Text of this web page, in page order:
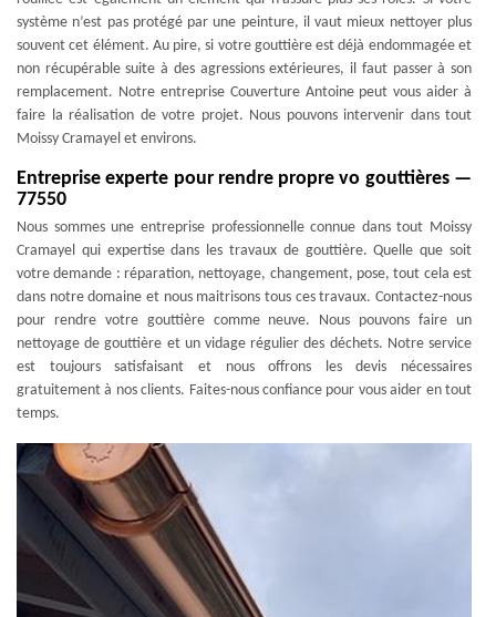
système n’est pas protégé par une peinture, il vaut mieux nettoyer plus
souvent cet élément. Au pire, si votre gouttière est déjà endommagée et
non récupérable suite à des agressions extérieures, il faut passer à son
remplacement. Notre entreprise Couverture Antoine peut vous aider à
faire la réalisation de votre projet. Nous pouvons intervenir dans tout
Moissy Cramayel et environs.
Entreprise experte pour rendre propre vo gouttières —
77550
Nous sommes une entreprise professionnelle connue dans tout Moissy
Cramayel qui expertise dans les travaux de gouttière. Quelle que soit
votre demande : réparation, nettoyage, changement, pose, tout cela est
dans notre domaine et nous maitrisons tous ces travaux. Contactez-nous
pour rendre votre gouttière comme neuve. Nous pouvons faire un
nettoyage de gouttière et un vidage régulier des déchets. Notre service
est toujours satisfaisant et nous offrons les devis nécessaires
gratuitement à nos clients. Faites-nous confiance pour vous aider en tout
temps.